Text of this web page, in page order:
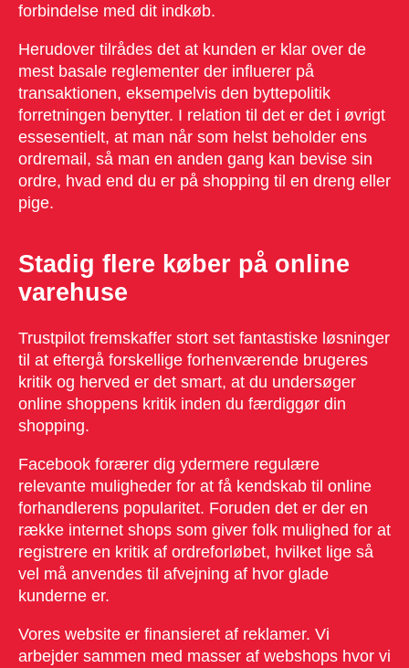
forbindelse med dit indkøb.
Herudover tilrådes det at kunden er klar over de
mest basale reglementer der influerer på
transaktionen, eksempelvis den byttepolitik
forretningen benytter. I relation til det er det i øvrigt
essesentielt, at man når som helst beholder ens
ordremail, så man en anden gang kan bevise sin
ordre, hvad end du er på shopping til en dreng eller
pige.
Stadig flere køber på online
varehuse
Trustpilot fremskaffer stort set fantastiske løsninger
til at eftergå forskellige forhenværende brugeres
kritik og herved er det smart, at du undersøger
online shoppens kritik inden du færdiggør din
shopping.
Facebook forærer dig ydermere regulære
relevante muligheder for at få kendskab til online
forhandlerens popularitet. Foruden det er der en
række internet shops som giver folk mulighed for at
registrere en kritik af ordreforløbet, hvilket lige så
vel må anvendes til afvejning af hvor glade
kunderne er.
Vores website er finansieret af reklamer. Vi
arbejder sammen med masser af webshops hvor vi